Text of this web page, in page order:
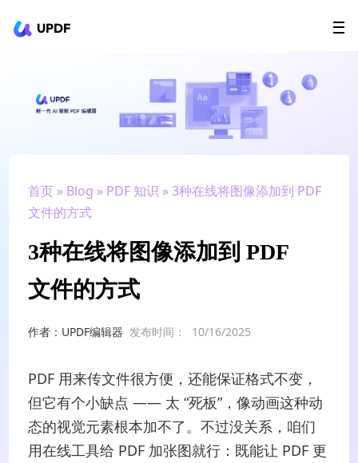
UPDF
AI Agents
政企采购
升级会员
首页 » Blog » PDF 知识 » 3种在线将图像添加到 PDF
文件的方式
3种在线将图像添加到 PDF
文件的方式
作者：UPDF编辑器 发布时间： 10/16/2025
PDF 用来传文件很方便，还能保证格式不变，
但它有个小缺点 —— 太 “死板”，像动画这种动
态的视觉元素根本加不了。不过没关系，咱们
用在线工具给 PDF 加张图就行：既能让 PDF 更